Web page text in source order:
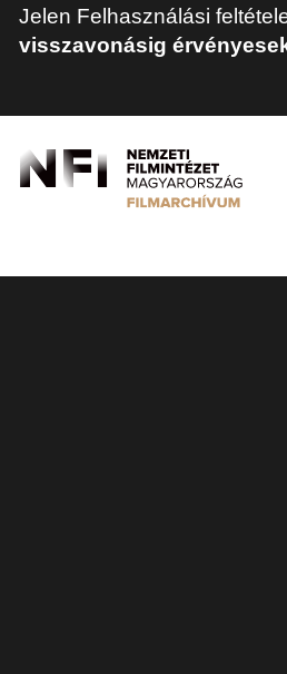
Jelen Felhasználási
visszavonásig